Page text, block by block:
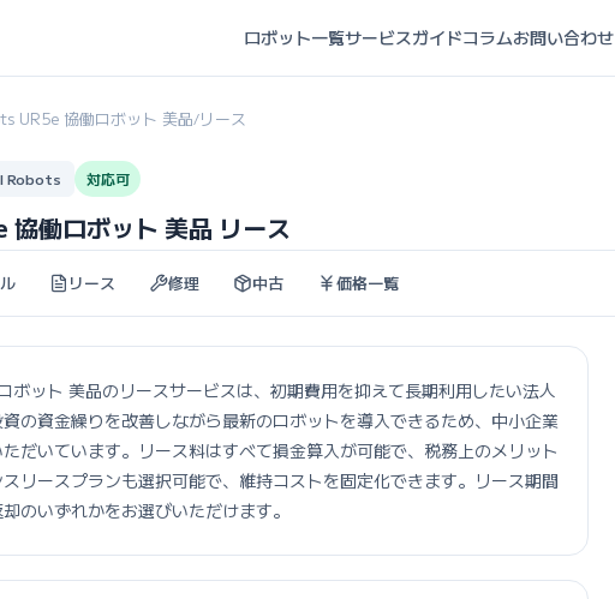
ロボット一覧サービスガイドコラムお問い合わせ
UR5e 協働ロボット 美品/リース
Robots 対応可
働ロボット 美品 リース
リース 修理 中古 価格一覧
ット 美品のリースサービスは、初期費用を抑えて長期利用したい法人
の資金繰りを改善しながら最新のロボットを導入できるため、中小企業
だいています。リース料はすべて損金算入が可能で、税務上のメリット
リースプランも選択可能で、維持コストを固定化できます。リース期間
のいずれかをお選びいただけます。